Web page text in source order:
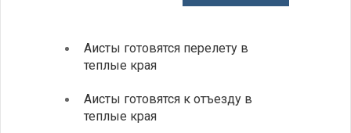
Аисты готовятся перелету в
теплые края
Аисты готовятся к отъезду в
теплые края